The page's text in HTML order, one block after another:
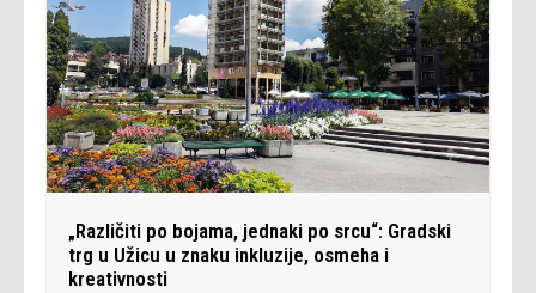
„Različiti po bojama, jednaki po srcu“: Gradski
trg u Užicu u znaku inkluzije, osmeha i
kreativnosti